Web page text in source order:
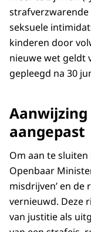
seksuele
kinderen door
nieuwe wet geldt
gepleegd na 30
aangepast
Om aan te
Openbaar
misdrijven’ en
vernieuwd. Deze
van justitie als